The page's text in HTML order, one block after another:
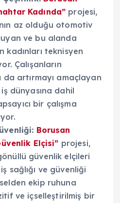
Kadında” projesi,
az olduğu otomotiv
ve bu alanda
kadınları teknisyen
Çalışanların
da artırmayı amaçlayan
dünyasına dahil
bir çalışma
Borusan
Elçisi” projesi,
güvenlik elçileri
sağlığı ve güvenliği
ekip ruhuna
ve içselleştirilmiş bir